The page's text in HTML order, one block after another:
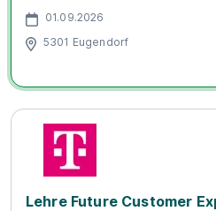
01.09.2026
5301 Eugendorf
Lehre Future Customer